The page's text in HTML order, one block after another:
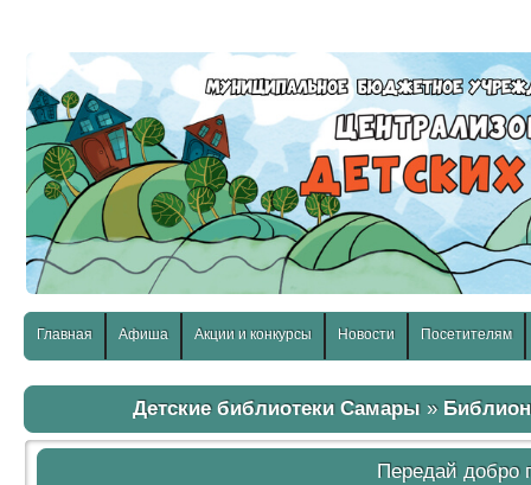
Главная Афиша Акции и конкурсы Новости Посетителям
Детские библиотеки Самары»
Передай добро